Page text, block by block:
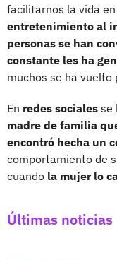
facilitarnos la vida
entretenimiento al
personas se han
constante les ha
muchos se ha vuelto
En redes sociales se
madre de familia
encontró hecha un
comportamiento de
cuando la mujer lo
Últimas noticias